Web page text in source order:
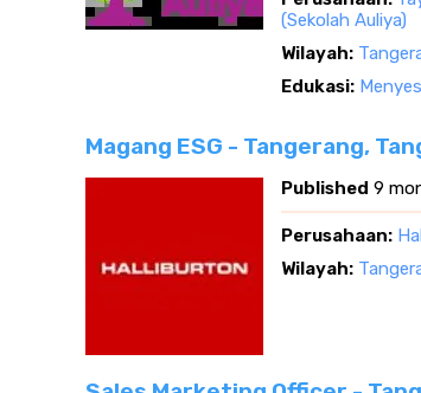
(Sekolah Auliya)
Wilayah:
Edukasi:
Magang ESG - Tangerang,
Published 9
Perusahaan:
Wilayah: